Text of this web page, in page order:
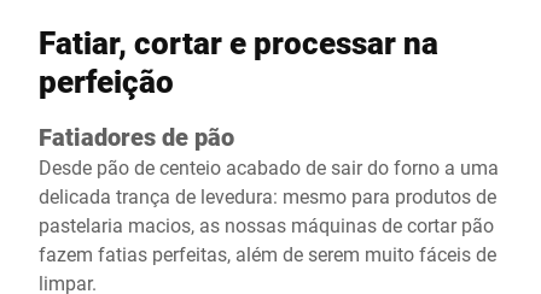
Fatiar, cortar e processar na
perfeição
Fatiadores de pão
Desde pão de centeio acabado de sair do forno a uma
delicada trança de levedura: mesmo para produtos de
pastelaria macios, as nossas máquinas de cortar pão
fazem fatias perfeitas, além de serem muito fáceis de
limpar.